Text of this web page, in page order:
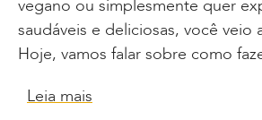
vegano ou simplesmente quer
saudáveis e deliciosas, você veio
Hoje, vamos falar sobre como
Leia mais